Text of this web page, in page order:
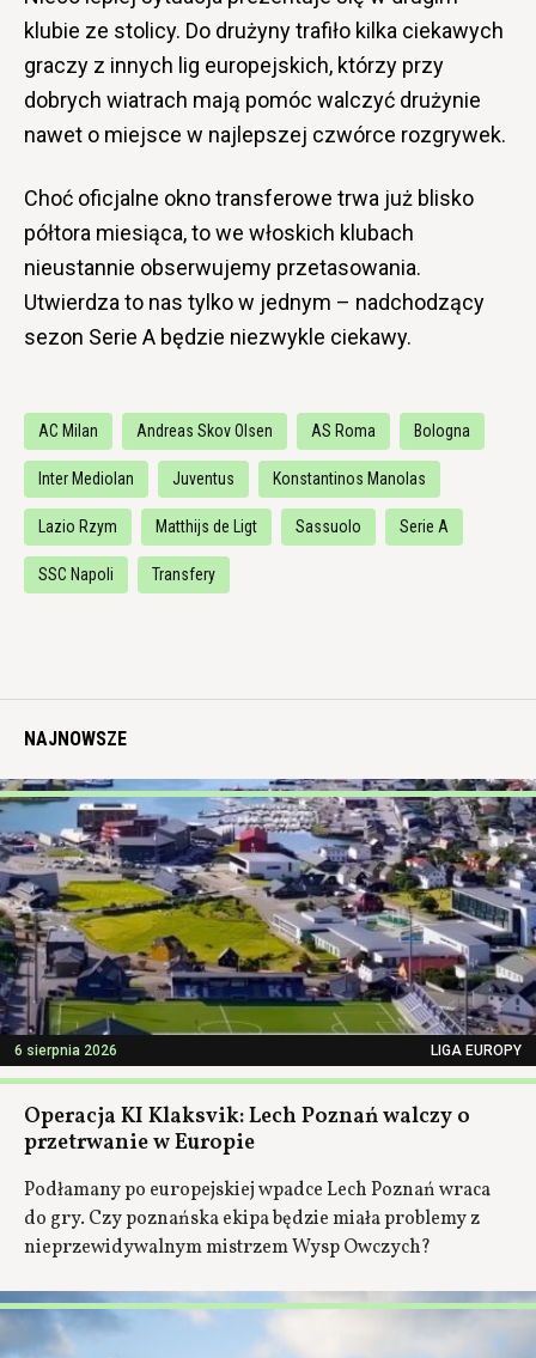
klubie ze stolicy. Do drużyny trafiło kilka ciekawych
graczy z innych lig europejskich, którzy przy
dobrych wiatrach mają pomóc walczyć drużynie
nawet o miejsce w najlepszej czwórce rozgrywek.
Choć oficjalne okno transferowe trwa już blisko
półtora miesiąca, to we włoskich klubach
nieustannie obserwujemy przetasowania.
Utwierdza to nas tylko w jednym – nadchodzący
sezon Serie A będzie niezwykle ciekawy.
AC Milan Andreas Skov Olsen AS Roma Bologna
Inter Mediolan Juventus Konstantinos Manolas
Lazio Rzym Matthijs de Ligt Sassuolo Serie A
SSC Napoli Transfery
NAJNOWSZE
6 sierpnia 2026 LIGA EUROPY
Operacja KI Klaksvik: Lech Poznań walczy o
przetrwanie w Europie
Podłamany po europejskiej wpadce Lech Poznań wraca
do gry. Czy poznańska ekipa będzie miała problemy z
nieprzewidywalnym mistrzem Wysp Owczych?